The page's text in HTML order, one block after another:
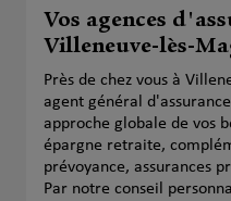
Vos agences
Villeneuve-lès-
Près de chez vous à
agent général
approche globale de vos
épargne retraite,
prévoyance, assurances
Par notre conseil